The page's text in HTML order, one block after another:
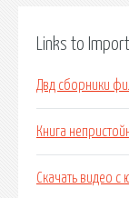
Links to
Двд сборники
Книга
Скачать видео